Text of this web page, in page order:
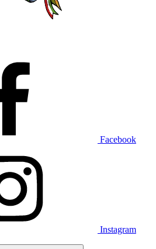
Facebook
Instagram